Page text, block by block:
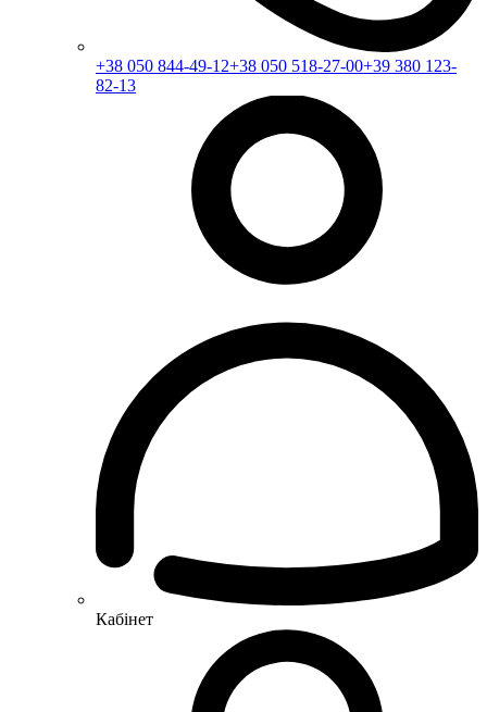
+38 050 844-49-12+38 050 518-27-00+39 380 123-
82-13
Кабінет